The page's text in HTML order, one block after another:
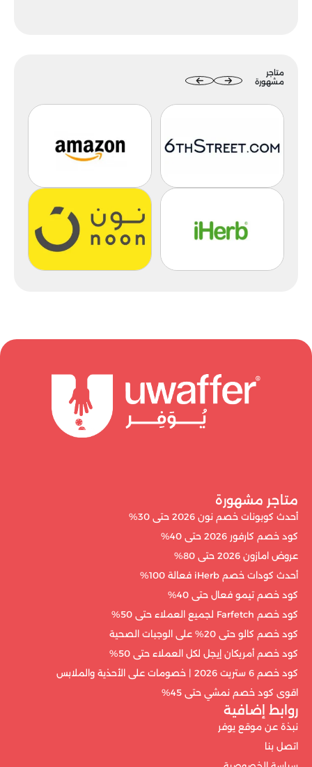
متاجر
مشهورة
متاجر مشهورة
أحدث كوبونات خصم نون 2026 حتى 30%
كود خصم كارفور 2026 حتى 40%
عروض امازون 2026 حتى 80%
أحدث كودات خصم iHerb فعالة 100%
كود خصم تيمو فعال حتى 40%
كود خصم Farfetch لجميع العملاء حتى 50%
كود خصم كالو حتى 20% على الوجبات الصحية
كود خصم أمريكان إيجل لكل العملاء حتى 50%
كود خصم 6 ستريت 2026 | خصومات على الأحذية والملابس
اقوى كود خصم نمشي حتى 45%
روابط إضافية
نبذة عن موقع يوفر
اتصل بنا